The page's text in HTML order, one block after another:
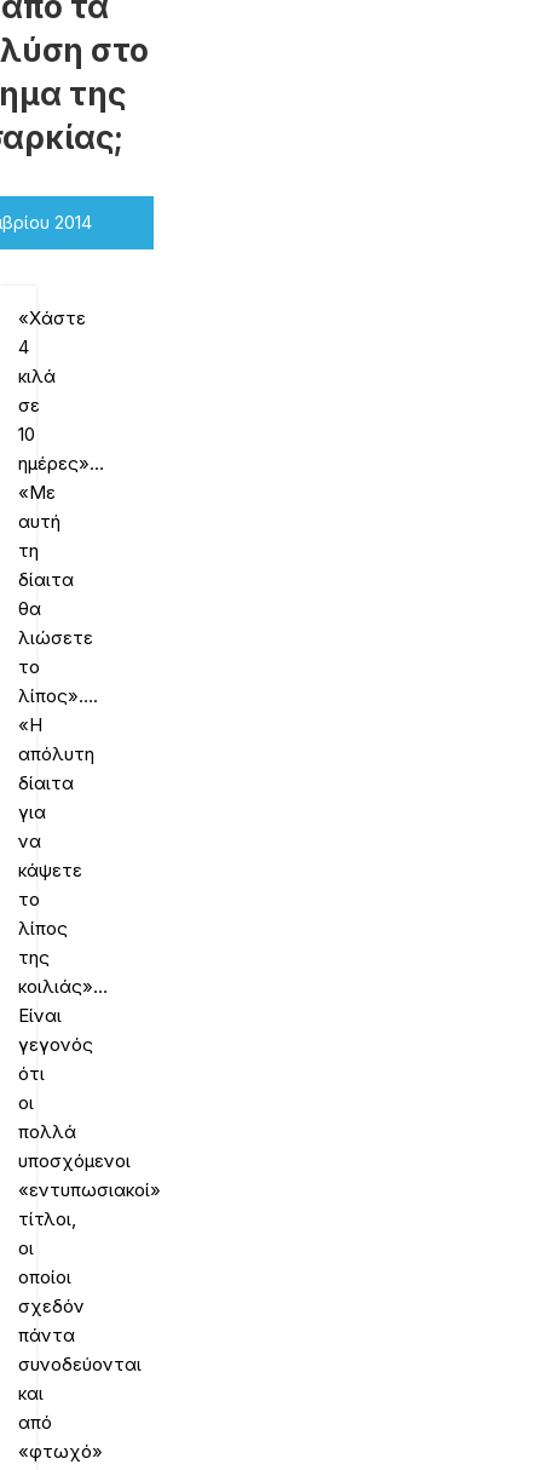
στο
της
2014
«Χάστε
4
κιλά
σε
10
ημέρες»…
«Με
αυτή
τη
δίαιτα
θα
λιώσετε
το
λίπος»….
«Η
απόλυτη
δίαιτα
για
να
κάψετε
το
λίπος
της
κοιλιάς»…
Είναι
γεγονός
ότι
οι
πολλά
υποσχόμενοι
«εντυπωσιακοί»
τίτλοι,
οι
οποίοι
σχεδόν
πάντα
συνοδεύονται
και
από
«φτωχό»